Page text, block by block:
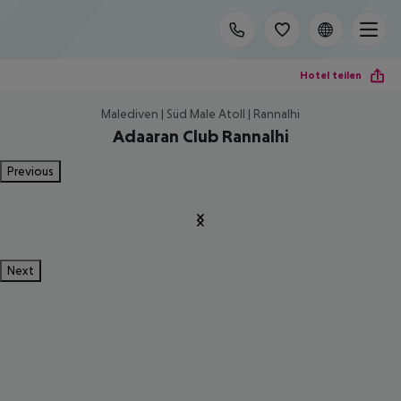
Hotel teilen
Malediven | Süd Male Atoll | Rannalhi
Adaaran Club Rannalhi
Previous
Next